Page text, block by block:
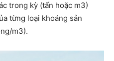
trong kỳ (tấn hoặc m3)
từng loại khoáng sản
m3).